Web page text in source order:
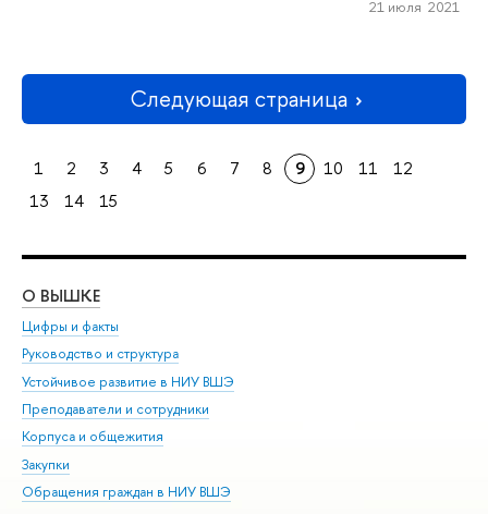
21 июля 2021
Следующая страница
1 2 3 4 5 6 7 8 9 10 11
12
13
14 15
О ВЫШКЕ
Цифры и факты
Руководство и структура
Устойчивое развитие в НИУ ВШЭ
Преподаватели и сотрудники
Корпуса и общежития
Закупки
Обращения граждан в НИУ ВШЭ